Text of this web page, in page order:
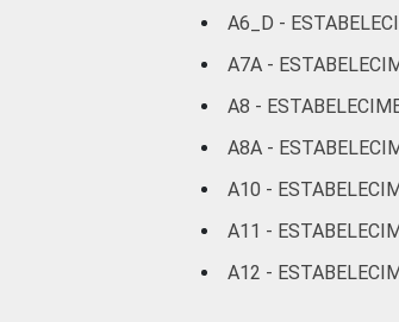
tecnologias de
A6_D -
A7A -
A8 -
A8A -
A10 -
A11 -
A12 -